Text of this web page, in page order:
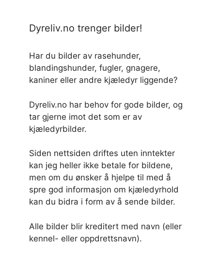
Dyreliv.no trenger bilder!
Har du bilder av rasehunder,
blandingshunder, fugler, gnagere,
kaniner eller andre kjæledyr liggende?
Dyreliv.no har behov for gode bilder, og
tar gjerne imot det som er av
kjæledyrbilder.
Siden nettsiden driftes uten inntekter
kan jeg heller ikke betale for bildene,
men om du ønsker å hjelpe til med å
spre god informasjon om kjæledyrhold
kan du bidra i form av å sende bilder.
Alle bilder blir kreditert med navn (eller
kennel- eller oppdrettsnavn).